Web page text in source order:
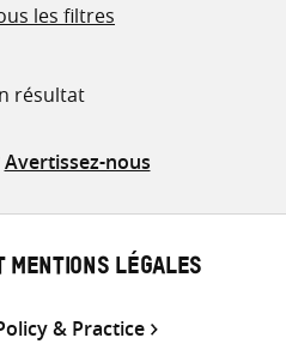
les filtres
résultat
Avertissez-nous
MENTIONS LÉGALES
& Practice